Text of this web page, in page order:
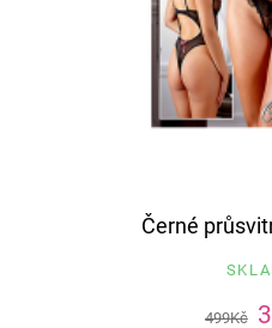
Černé
499Kč